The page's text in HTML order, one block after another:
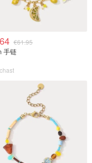
€61.95
手链